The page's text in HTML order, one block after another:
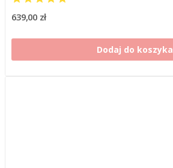
639,00 zł
Dodaj do koszyka